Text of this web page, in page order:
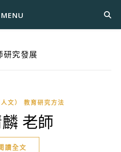
MENU
研究發展
文） 教育研究方法
老師
讀全文